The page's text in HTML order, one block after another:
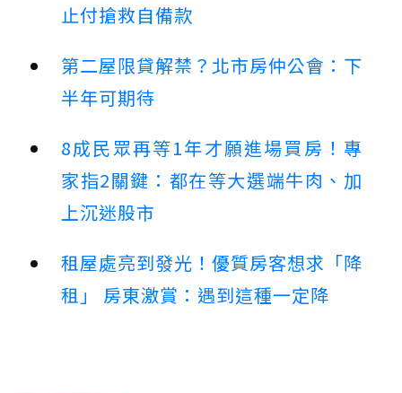
止付搶救自備款
第二屋限貸解禁？北市房仲公會：下
半年可期待
8成民眾再等1年才願進場買房！專
家指2關鍵：都在等大選端牛肉、加
上沉迷股市
租屋處亮到發光！優質房客想求「降
租」 房東激賞：遇到這種一定降